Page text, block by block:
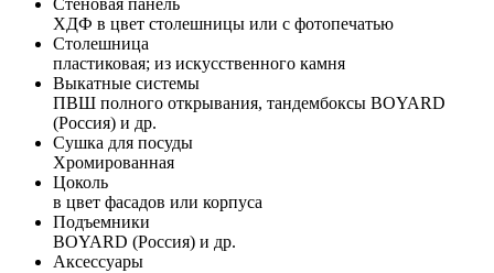
ХДФ в цвет столешницы или с фотопечатью
Столешница
пластиковая; из искусственного камня
Выкатные системы
ПВШ полного открывания, тандембоксы BOYARD
(Россия) и др.
Сушка для посуды
Хромированная
Цоколь
в цвет фасадов или корпуса
Подъемники
BOYARD (Россия) и др.
Аксессуары